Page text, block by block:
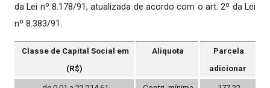
da Lei nº 8.178/91, atualizada de acordo com o art. 2º da Lei
nº 8.383/91.
Classe de Capital Social em
(R$)
Aliquota
Parcela
adicionar